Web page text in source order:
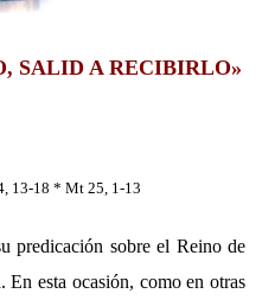
SALID A RECIBIRLO»
13-18 * Mt 25, 1-13
predicación sobre el Reino de
En esta ocasión, como en otras